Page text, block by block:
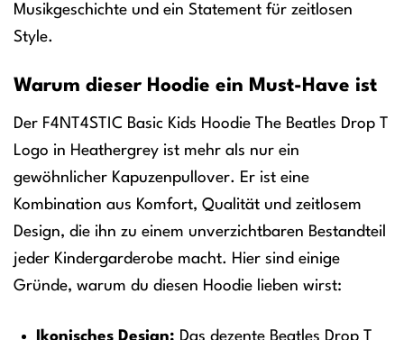
Musikgeschichte und ein Statement für zeitlosen
Style.
Warum dieser Hoodie ein Must-Have ist
Der F4NT4STIC Basic Kids Hoodie The Beatles Drop T
Logo in Heathergrey ist mehr als nur ein
gewöhnlicher Kapuzenpullover. Er ist eine
Kombination aus Komfort, Qualität und zeitlosem
Design, die ihn zu einem unverzichtbaren Bestandteil
jeder Kindergarderobe macht. Hier sind einige
Gründe, warum du diesen Hoodie lieben wirst:
Ikonisches Design: Das dezente Beatles Drop T